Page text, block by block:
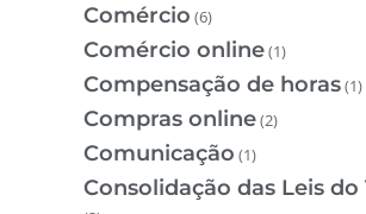
Comércio (6)
Comércio online(1)
Compensação de horas(1)
Compras online(2)
Comunicação (1)
Consolidação das Leis do